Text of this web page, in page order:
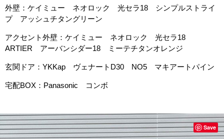
外壁：ケイミュー ネオロック 光セラ18 シンプルストライ
プ アッシュチタングリーン
アクセント外壁：ケイミュー ネオロック 光セラ18
ARTIER アーバンシダー18 ミーテチタンオレンジ
玄関ドア：YKKap ヴェナートD30 NO5 マキアートパイン
宅配BOX：Panasonic コンボ
Save